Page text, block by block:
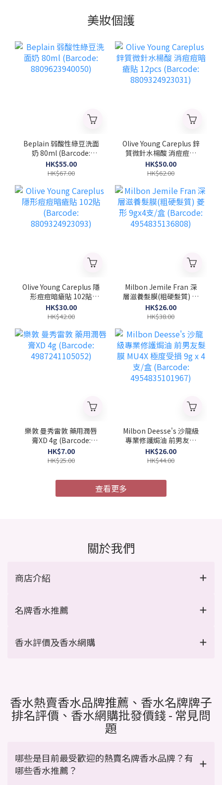
美妝個護
Beplain 弱酸性綠豆洗面
奶 80ml (Barcode:
8809623940050)
HK$55.00
HK$67.00
Olive Young Careplus 鋅
質微針水楊酸 消痘痘暗
瘡貼 12pcs (Barcode:
8809324923031)
HK$50.00
HK$62.00
Olive Young Careplus 隱
形痘痘暗瘡貼 102貼
(Barcode:
8809324923093)
HK$30.00
HK$42.00
Milbon Jemile Fran 深
層滋養髮膜(粗硬髮質) 菱
形 9gx4支/盒 (Barcode:
4954835136808)
HK$26.00
HK$38.00
樂敦 曼秀雷敦 藥用潤唇
膏XD 4g (Barcode:
4987241105052)
HK$7.00
HK$25.00
Milbon Deesse's 沙龍級
專業修護焗油 前男友髮
膜 MU4X 極度受損 9g x 4
支/盒 (Barcode:
HK$26.00
HK$44.00
查看更多
關於我們
商店介紹
名牌香水推薦
香水評價及香水網購
香水熱賣香水品牌推薦、香水名牌牌子
排名評價、香水網購批發價錢 - 常見問
題
哪些是目前最受歡迎的熱賣名牌香水品牌？有
哪些香水推薦？